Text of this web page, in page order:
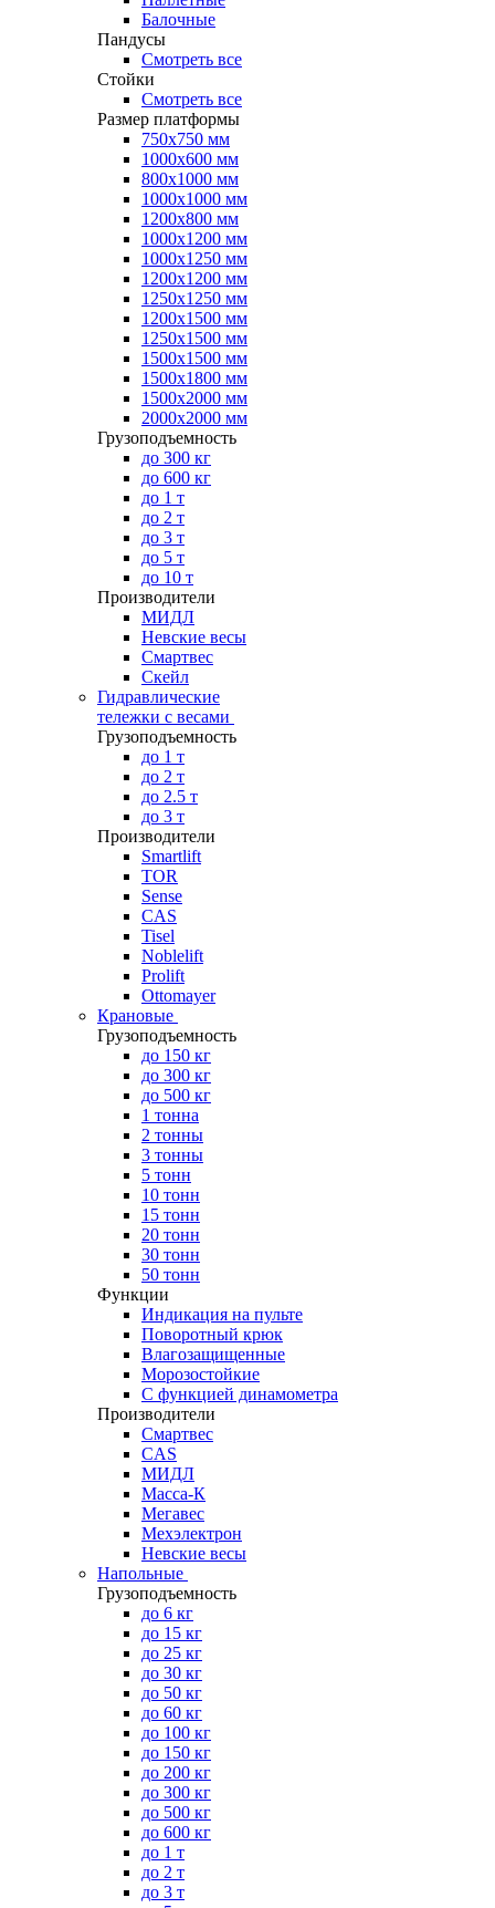
Балочные
Пандусы
Смотреть все
Стойки
Смотреть все
Размер платформы
750х750 мм
1000х600 мм
800х1000 мм
1000х1000 мм
1200х800 мм
1000х1200 мм
1000х1250 мм
1200х1200 мм
1250х1250 мм
1200х1500 мм
1250х1500 мм
1500х1500 мм
1500х1800 мм
1500х2000 мм
2000х2000 мм
Грузоподъемность
до 300 кг
до 600 кг
до 1 т
до 2 т
до 3 т
до 5 т
до 10 т
Производители
МИДЛ
Невские весы
Смартвес
Скейл
Гидравлические
тележки с весами
Грузоподъемность
до 1 т
до 2 т
до 2.5 т
до 3 т
Производители
Smartlift
TOR
Sense
CAS
Tisel
Noblelift
Prolift
Ottomayer
Крановые
Грузоподъемность
до 150 кг
до 300 кг
до 500 кг
1 тонна
2 тонны
3 тонны
5 тонн
10 тонн
15 тонн
20 тонн
30 тонн
50 тонн
Функции
Индикация на пульте
Поворотный крюк
Влагозащищенные
Морозостойкие
С функцией динамометра
Производители
Смартвес
CAS
МИДЛ
Масса-К
Мегавес
Мехэлектрон
Невские весы
Напольные
Грузоподъемность
до 6 кг
до 15 кг
до 25 кг
до 30 кг
до 50 кг
до 60 кг
до 100 кг
до 150 кг
до 200 кг
до 300 кг
до 500 кг
до 600 кг
до 1 т
до 2 т
до 3 т